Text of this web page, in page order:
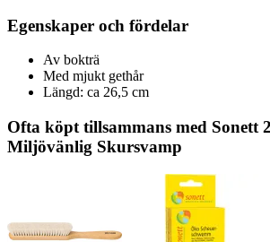
Egenskaper och fördelar
Av bokträ
Med mjukt gethår
Längd: ca 26,5 cm
Ofta köpt tillsammans med Sonett
Miljövänlig Skursvamp